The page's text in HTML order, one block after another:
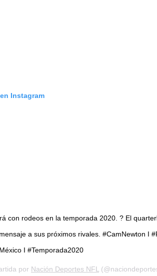
Instagram
con rodeos en la temporada 2020. ? El
mensaje a sus próximos rivales. #CamNewton I
I #Temporada2020
por Nación Deportes NFL